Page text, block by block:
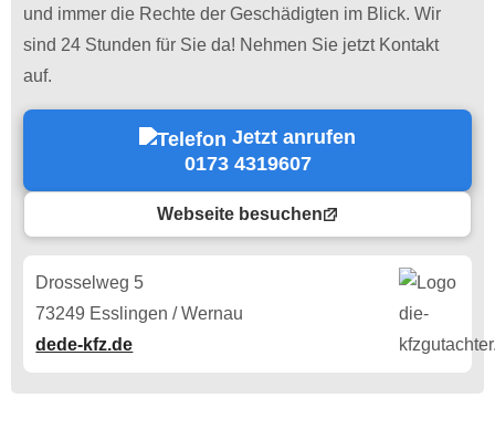
und immer die Rechte der Geschädigten im Blick. Wir
sind 24 Stunden für Sie da! Nehmen Sie jetzt Kontakt
auf.
Jetzt anrufen
0173 4319607
Webseite besuchen
Drosselweg 5
73249 Esslingen / Wernau
dede-kfz.de